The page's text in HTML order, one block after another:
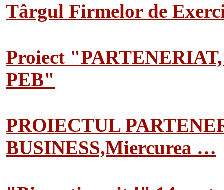
Târgul Firmelor de
Proiect
PEB"
PROIECTUL
BUSINESS,Miercurea …